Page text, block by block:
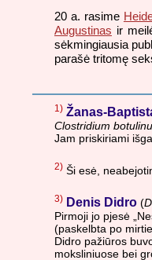
20 a. rasime
Augustinas ir
sėkmingiausia
parašė tritomę
1) Žanas-
Clostridium
Jam priskiriami
2) Ši esė,
3) Denis Didro (
Pirmoji jo pjesė
(paskelbta po
Didro pažiūros
moksliniuose bei